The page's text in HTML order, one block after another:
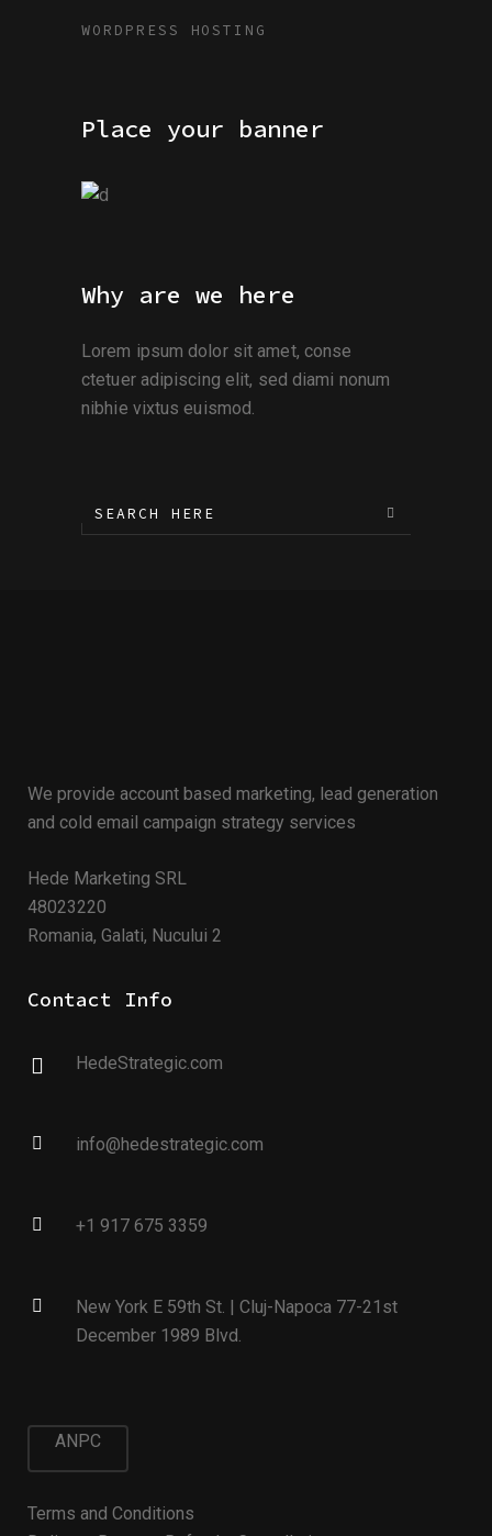
WORDPRESS HOSTING
Place your banner
Why are we here
Lorem ipsum dolor sit amet, conse
ctetuer adipiscing elit, sed diami nonum
nibhie vixtus euismod.
We provide account based marketing, lead generation
and cold email campaign strategy services
Hede Marketing SRL
48023220
Romania, Galati, Nucului 2
Contact Info
HedeStrategic.com
info@hedestrategic.com
+1 917 675 3359
New York E 59th St. | Cluj-Napoca 77-21st
December 1989 Blvd.
ANPC
Terms and Conditions